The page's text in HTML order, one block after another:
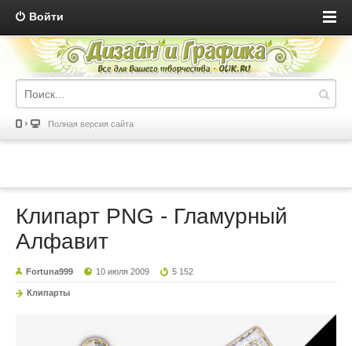
Войти
Полная версия сайта
Клипарт PNG - Гламурный
Алфавит
Fortuna999 10 июля 2009 5 152
Клипарты